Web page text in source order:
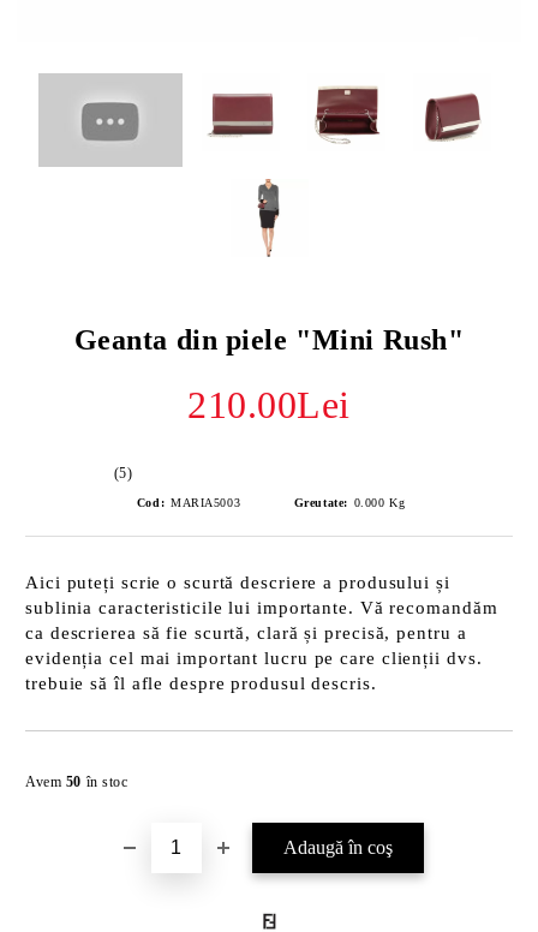
Geanta din piele "Mini Rush"
210.00Lei
(5)
Cod: MARIA5003 Greutate: 0.000 Kg
Aici puteți scrie o scurtă descriere a produsului și
sublinia caracteristicile lui importante. Vă recomandăm
ca descrierea să fie scurtă, clară și precisă, pentru a
evidenția cel mai important lucru pe care clienții dvs.
trebuie să îl afle despre produsul descris.
Avem 50 în stoc